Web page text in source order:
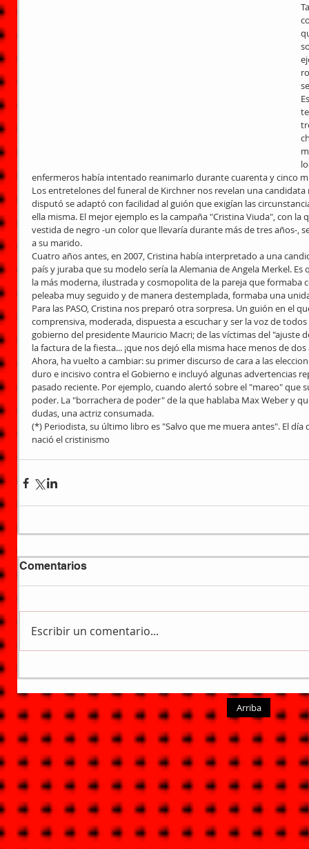
enfermeros había intentado reanimarlo durante cuarenta y cinco
Los entretelones del funeral de Kirchner nos revelan una
disputó se adaptó con facilidad al guión que exigían las
ella misma. El mejor ejemplo es la campaña "Cristina Viuda", con la
vestida de negro -un color que llevaría durante más de tres años-,
a su marido.
Cuatro años antes, en 2007, Cristina había interpretado a una
país y juraba que su modelo sería la Alemania de Angela Merkel.
la más moderna, ilustrada y cosmopolita de la pareja que formaba
peleaba muy seguido y de manera destemplada, formaba una
Para las PASO, Cristina nos preparó otra sorpresa. Un guión en el
comprensiva, moderada, dispuesta a escuchar y ser la voz de
gobierno del presidente Mauricio Macri; de las víctimas del "ajuste
la factura de la fiesta... ¡que nos dejó ella misma hace menos de dos
Ahora, ha vuelto a cambiar: su primer discurso de cara a las
duro e incisivo contra el Gobierno e incluyó algunas advertencias
pasado reciente. Por ejemplo, cuando alertó sobre el "mareo" que
poder. La "borrachera de poder" de la que hablaba Max Weber y
dudas, una actriz consumada.
(*) Periodista, su último libro es "Salvo que me muera antes". El
nació el cristinismo
Comentarios
Escribir un comentario...
Arriba